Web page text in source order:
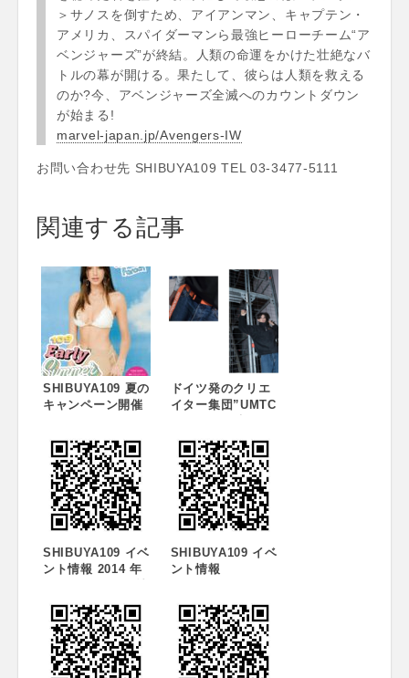
＞サノスを倒すため、アイアンマン、キャプテン・
アメリカ、スパイダーマンら最強ヒーローチーム“ア
ベンジャーズ”が終結。人類の命運をかけた壮絶なバ
トルの幕が開ける。果たして、彼らは人類を救える
のか?今、アベンジャーズ全滅へのカウントダウン
が始まる!
marvel-japan.jp/Avengers-IW
お問い合わせ先 SHIBUYA109 TEL 03-3477-5111
関連する記事
SHIBUYA109 夏の
キャンペーン開催
ぎる”大人気アメリ
カ人モデル兼アー
ティストのセリー
ヌ・ファラッチと
コラボレーション!
「SHIBUYA109
DAYS with Celine
Farach」5月18日
ションカメラ
「GoPro」が当た
るスクラッチを実
施
ドイツ発のクリエ
イター集団”UMTC
SHIBUYA109 イベ
ント情報 2014 年
報のお知らせです
SHIBUYA109 イベ
ント情報